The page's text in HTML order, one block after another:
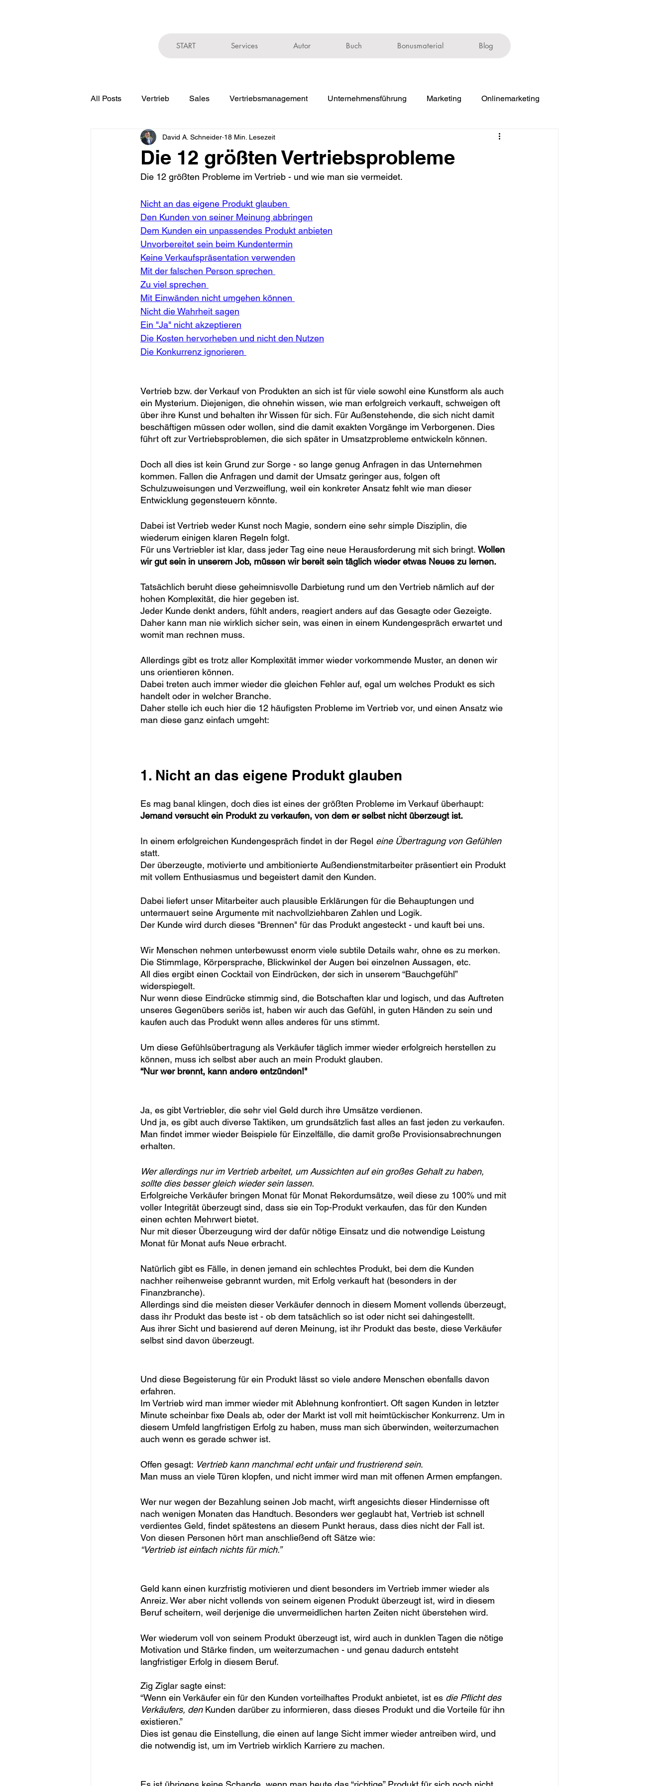
START Services Autor Buch Bonusmaterial Blog
All Posts Vertrieb Sales Vertriebsmanagement Unternehmensführung Marketing Onlinemarketing
Gefahren der Digitalisierung
Die 12 größten Vertriebsprobleme
David A. Schneider 18 Min. Lesezeit
Die 12 größten Probleme im Vertrieb - und wie man sie vermeidet.
Nicht an das eigene Produkt glauben
Den Kunden von seiner Meinung abbringen
Dem Kunden ein unpassendes Produkt anbieten
Unvorbereitet sein beim Kundentermin
Keine Verkaufspräsentation verwenden
Mit der falschen Person sprechen
Zu viel sprechen
Mit Einwänden nicht umgehen können
Nicht die Wahrheit sagen
Ein "Ja" nicht akzeptieren
Die Kosten hervorheben und nicht den Nutzen
Die Konkurrenz ignorieren
Vertrieb bzw. der Verkauf von Produkten an sich ist für viele sowohl eine Kunstform als auch
ein Mysterium. Diejenigen, die ohnehin wissen, wie man erfolgreich verkauft, schweigen oft
über ihre Kunst und behalten ihr Wissen für sich. Für Außenstehende, die sich nicht damit
beschäftigen müssen oder wollen, sind die damit exakten Vorgänge im Verborgenen. Dies
führt oft zur Vertriebsproblemen, die sich später in Umsatzprobleme entwickeln können.
Doch all dies ist kein Grund zur Sorge - so lange genug Anfragen in das Unternehmen
kommen. Fallen die Anfragen und damit der Umsatz geringer aus, folgen oft
Schulzuweisungen und Verzweiflung, weil ein konkreter Ansatz fehlt wie man dieser
Entwicklung gegensteuern könnte.
Dabei ist Vertrieb weder Kunst noch Magie, sondern eine sehr simple Disziplin, die
wiederum einigen klaren Regeln folgt.
Für uns Vertriebler ist klar, dass jeder Tag eine neue Herausforderung mit sich bringt. Wollen
wir gut sein in unserem Job, müssen wir bereit sein täglich wieder etwas Neues zu lernen.
Tatsächlich beruht diese geheimnisvolle Darbietung rund um den Vertrieb nämlich auf der
hohen Komplexität, die hier gegeben ist.
Jeder Kunde denkt anders, fühlt anders, reagiert anders auf das Gesagte oder Gezeigte.
Daher kann man nie wirklich sicher sein, was einen in einem Kundengespräch erwartet und
womit man rechnen muss.
Allerdings gibt es trotz aller Komplexität immer wieder vorkommende Muster, an denen wir
uns orientieren können.
Dabei treten auch immer wieder die gleichen Fehler auf, egal um welches Produkt es sich
handelt oder in welcher Branche.
Daher stelle ich euch hier die 12 häufigsten Probleme im Vertrieb vor, und einen Ansatz wie
man diese ganz einfach umgeht:
1. Nicht an das eigene Produkt glauben
Es mag banal klingen, doch dies ist eines der größten Probleme im Verkauf überhaupt:
Jemand versucht ein Produkt zu verkaufen, von dem er selbst nicht überzeugt ist.
In einem erfolgreichen Kundengespräch findet in der Regel eine Übertragung von Gefühlen
statt.
Der überzeugte, motivierte und ambitionierte Außendienstmitarbeiter präsentiert ein Produkt
mit vollem Enthusiasmus und begeistert damit den Kunden.
Dabei liefert unser Mitarbeiter auch plausible Erklärungen für die Behauptungen und
untermauert seine Argumente mit nachvollziehbaren Zahlen und Logik.
Der Kunde wird durch dieses "Brennen" für das Produkt angesteckt - und kauft bei uns.
Wir Menschen nehmen unterbewusst enorm viele subtile Details wahr, ohne es zu merken.
Die Stimmlage, Körpersprache, Blickwinkel der Augen bei einzelnen Aussagen, etc.
All dies ergibt einen Cocktail von Eindrücken, der sich in unserem “Bauchgefühl”
widerspiegelt.
Nur wenn diese Eindrücke stimmig sind, die Botschaften klar und logisch, und das Auftreten
unseres Gegenübers seriös ist, haben wir auch das Gefühl, in guten Händen zu sein und
kaufen auch das Produkt wenn alles anderes für uns stimmt.
Um diese Gefühlsübertragung als Verkäufer täglich immer wieder erfolgreich herstellen zu
können, muss ich selbst aber auch an mein Produkt glauben.
“Nur wer brennt, kann andere entzünden!"
Ja, es gibt Vertriebler, die sehr viel Geld durch ihre Umsätze verdienen.
Und ja, es gibt auch diverse Taktiken, um grundsätzlich fast alles an fast jeden zu verkaufen.
Man findet immer wieder Beispiele für Einzelfälle, die damit große Provisionsabrechnungen
erhalten.
Wer allerdings nur im Vertrieb arbeitet, um Aussichten auf ein großes Gehalt zu haben,
sollte dies besser gleich wieder sein lassen.
Erfolgreiche Verkäufer bringen Monat für Monat Rekordumsätze, weil diese zu 100% und mit
voller Integrität überzeugt sind, dass sie ein Top-Produkt verkaufen, das für den Kunden
einen echten Mehrwert bietet.
Nur mit dieser Überzeugung wird der dafür nötige Einsatz und die notwendige Leistung
Monat für Monat aufs Neue erbracht.
Natürlich gibt es Fälle, in denen jemand ein schlechtes Produkt, bei dem die Kunden
nachher reihenweise gebrannt wurden, mit Erfolg verkauft hat (besonders in der
Finanzbranche).
Allerdings sind die meisten dieser Verkäufer dennoch in diesem Moment vollends überzeugt,
dass ihr Produkt das beste ist - ob dem tatsächlich so ist oder nicht sei dahingestellt.
Aus ihrer Sicht und basierend auf deren Meinung, ist ihr Produkt das beste, diese Verkäufer
selbst sind davon überzeugt.
Und diese Begeisterung für ein Produkt lässt so viele andere Menschen ebenfalls davon
erfahren.
Im Vertrieb wird man immer wieder mit Ablehnung konfrontiert. Oft sagen Kunden in letzter
Minute scheinbar fixe Deals ab, oder der Markt ist voll mit heimtückischer Konkurrenz. Um in
diesem Umfeld langfristigen Erfolg zu haben, muss man sich überwinden, weiterzumachen
auch wenn es gerade schwer ist.
Offen gesagt: Vertrieb kann manchmal echt unfair und frustrierend sein.
Man muss an viele Türen klopfen, und nicht immer wird man mit offenen Armen empfangen.
Wer nur wegen der Bezahlung seinen Job macht, wirft angesichts dieser Hindernisse oft
nach wenigen Monaten das Handtuch. Besonders wer geglaubt hat, Vertrieb ist schnell
verdientes Geld, findet spätestens an diesem Punkt heraus, dass dies nicht der Fall ist.
Von diesen Personen hört man anschließend oft Sätze wie:
“Vertrieb ist einfach nichts für mich.”
Geld kann einen kurzfristig motivieren und dient besonders im Vertrieb immer wieder als
Anreiz. Wer aber nicht vollends von seinem eigenen Produkt überzeugt ist, wird in diesem
Beruf scheitern, weil derjenige die unvermeidlichen harten Zeiten nicht überstehen wird.
Wer wiederum voll von seinem Produkt überzeugt ist, wird auch in dunklen Tagen die nötige
Motivation und Stärke finden, um weiterzumachen - und genau dadurch entsteht
langfristiger Erfolg in diesem Beruf.
Zig Ziglar sagte einst:
“Wenn ein Verkäufer ein für den Kunden vorteilhaftes Produkt anbietet, ist es die Pflicht des
Verkäufers, den Kunden darüber zu informieren, dass dieses Produkt und die Vorteile für ihn
existieren.”
Dies ist genau die Einstellung, die einen auf lange Sicht immer wieder antreiben wird, und
die notwendig ist, um im Vertrieb wirklich Karriere zu machen.